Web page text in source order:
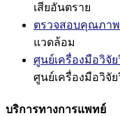
เสียอันตราย
ตรวจสอบคุณภา
แวดล้อม
ศูนย์เครื่องมือวิจั
ศูนย์เครื่องมือวิจั
บริการทางการแพทย์